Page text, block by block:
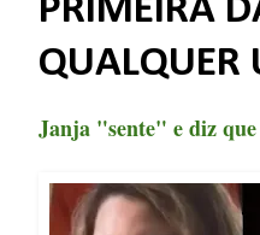
PRIMEIRA
QUALQUER
Janja "sente" e diz